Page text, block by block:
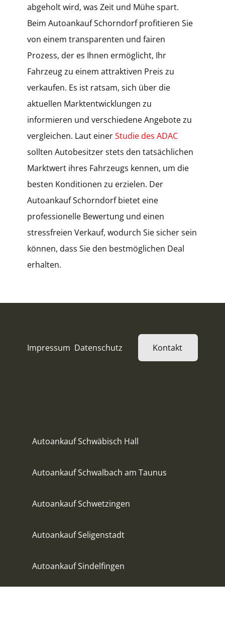
abgeholt wird, was Zeit und Mühe spart.
Beim Autoankauf Schorndorf profitieren Sie
von einem transparenten und fairen
Prozess, der es Ihnen ermöglicht, Ihr
Fahrzeug zu einem attraktiven Preis zu
verkaufen. Es ist ratsam, sich über die
aktuellen Marktentwicklungen zu
informieren und verschiedene Angebote zu
vergleichen. Laut einerStudie des ADAC
sollten Autobesitzer stets den tatsächlichen
Marktwert ihres Fahrzeugs kennen, um die
besten Konditionen zu erzielen. Der
Autoankauf Schorndorf bietet eine
professionelle Bewertung und einen
stressfreien Verkauf, wodurch Sie sicher sein
können, dass Sie den bestmöglichen Deal
erhalten.
Impressum Datenschutz Kontakt
Autoankauf Schwäbisch Hall
Autoankauf Schwalbach am Taunus
Autoankauf Schwetzingen
Autoankauf Seligenstadt
Autoankauf Sindelfingen